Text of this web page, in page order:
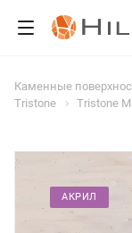
Каменные
Tristone
Tristone
АКРИЛ